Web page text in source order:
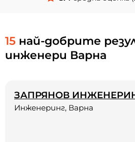
15 най-добрите
инженери Варна
ЗАПРЯНОВ
Инженеринг, Варна